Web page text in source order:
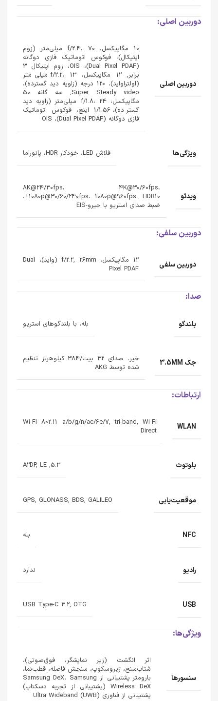
دوربین اصلی:
دوربین اصلی
10 مگاپیکسل، f/2.4، 70 میلی‌متر (زوم
اپتیکال)، فوکوس اتوماتیک فازی دوگانه
(Dual Pixel PDAF)، OIS، زوم اپتیکال 3
برابر, 12 مگاپیکسل، f/2.2، 13 میلی‌متر
(اولتراواید)، 120 درجه (زاویه دید گسترده)،
Super Steady video, سه گانه 50
مگاپیکسل، f/1.8، 24 میلی‌متر (زاویه دید
گسترده)، 1/1.56 اینچ، فوکوس اتوماتیک
فازی دوگانه (Dual Pixel PDAF)، OIS
ویژگی‌ها فلاش LED، خودکار HDR، پانوراما
ویدئو
8K@24/30fps، 4K@30/60fps،
1080p@30/60/240fps، 1080p@960fps، HDR10+،
ضبط صدای استریو با جیرو-EIS
دوربین سلفی:
دوربین سلفی
12 مگاپیکسل، f/2.2, 26mm (واید)، Dual
Pixel PDAF
صدا:
بلندگو بله، با بلندگوهای استریو
جک 3.5MM
خیر، صدای 32 بیت/384 کیلوهرتز تنظیم
شده توسط AKG
ارتباطات:
WLAN
Wi-Fi 802.11 a/b/g/n/ac/6e/7, tri-band, Wi-Fi
Direct
بلوتوث 5.3, A2DP, LE
موقعیت‌یابی GPS, GLONASS, BDS, GALILEO
NFC بله
رادیو ندارد
USB
USB Type-C 3.2, OTG
ویژگی‌ها:
سنسورها
اثر انگشت (زیر نمایشگر، فوق‌صوتی)،
شتاب‌سنج، ژیروسکوپ، سنجش فاصله، قطب‌نما،
بارومتر پشتیبانی از Samsung DeX، Samsung
Wireless DeX (پشتیبانی از تجربه دسکتاپ)
پشتیبانی از فناوری Ultra Wideband (UWB)